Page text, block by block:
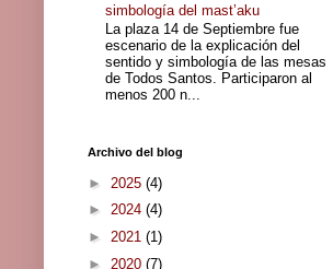
simbología del mast’aku
La plaza 14 de Septiembre fue
escenario de la explicación del
sentido y simbología de las mesas
de Todos Santos. Participaron al
menos 200 n...
Archivo del blog
► 2025 (4)
► 2024 (4)
► 2021 (1)
► 2020 (7)